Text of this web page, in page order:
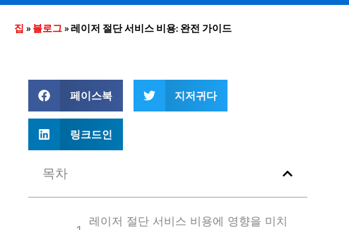
집 » 블로그»레이저 절단 서비스 비용: 완전 가이드
페이스북 지저귀다
링크드인
목차
레이저 절단 서비스 비용에 영향을 미치